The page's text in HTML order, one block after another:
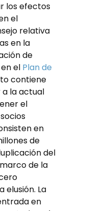
los efectos
el
relativa
en la
de
el Plan de
contiene
la actual
el
en
de
del
de la
La
en